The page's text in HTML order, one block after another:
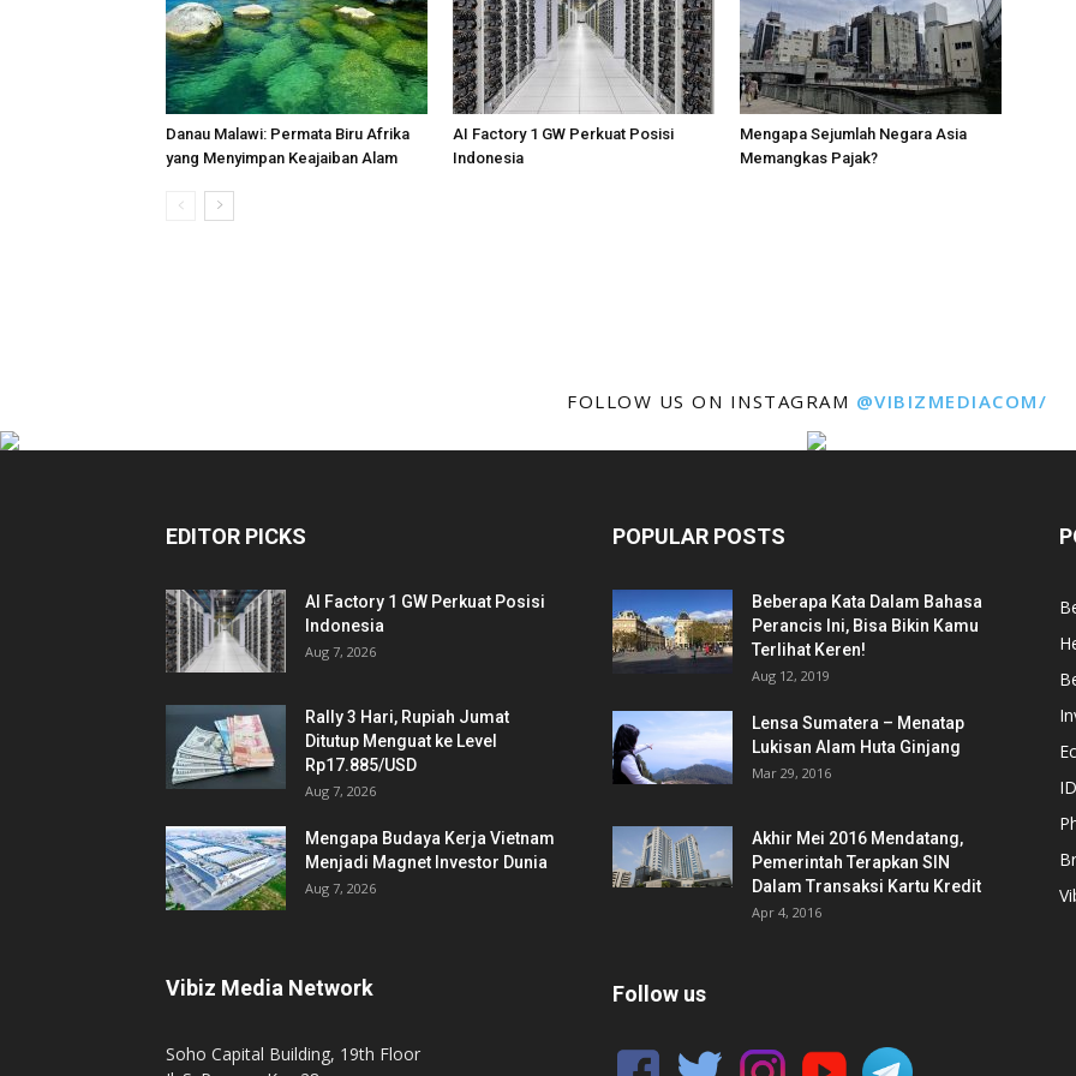
Danau Malawi: Permata Biru Afrika
yang Menyimpan Keajaiban Alam
AI Factory 1 GW Perkuat Posisi
Indonesia
Mengapa Sejumlah Negara Asia
Memangkas Pajak?
FOLLOW US ON INSTAGRAM @VIBIZMEDIACOM/
EDITOR PICKS
AI Factory 1 GW Perkuat Posisi
Indonesia
Aug 7, 2026
Rally 3 Hari, Rupiah Jumat
Ditutup Menguat ke Level
Rp17.885/USD
Aug 7, 2026
Mengapa Budaya Kerja Vietnam
Menjadi Magnet Investor Dunia
Aug 7, 2026
Vibiz Media Network
Soho Capital Building, 19th Floor
POPULAR POSTS
Beberapa Kata Dalam Bahasa
Perancis Ini, Bisa Bikin Kamu
Terlihat Keren!
Aug 12, 2019
Lensa Sumatera – Menatap
Lukisan Alam Huta Ginjang
Mar 29, 2016
Akhir Mei 2016 Mendatang,
Pemerintah Terapkan SIN
Dalam Transaksi Kartu Kredit
Apr 4, 2016
Follow us